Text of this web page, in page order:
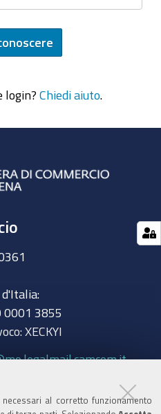
al corretto funzionamento
login? Chiedi aiuto
d'Italia:
0001 3855
XECKYI